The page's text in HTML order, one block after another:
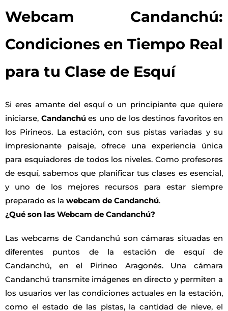
Webcam Candanchú:
Condiciones en Tiempo Real
para tu Clase de Esquí
Si eres amante del esquí o un principiante que quiere
iniciarse, Candanchúes uno de los destinos favoritos en
los Pirineos. La estación, con sus pistas variadas y su
impresionante paisaje, ofrece una experiencia única
para esquiadores de todos los niveles. Como profesores
de esquí, sabemos que planificar tus clases es esencial,
y uno de los mejores recursos para estar siempre
preparado es la webcam de Candanchú.
¿Qué son las Webcam de Candanchú?
Las webcams de Candanchú son cámaras situadas en
diferentes puntos de la estación de esquí de
Candanchú, en el Pirineo Aragonés. Una cámara
Candanchú transmite imágenes en directo y permiten a
los usuarios ver las condiciones actuales en la estación,
como el estado de las pistas, la cantidad de nieve, el